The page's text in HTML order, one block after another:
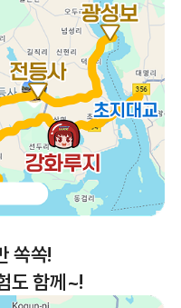
쏙쏙!
도 함께~!